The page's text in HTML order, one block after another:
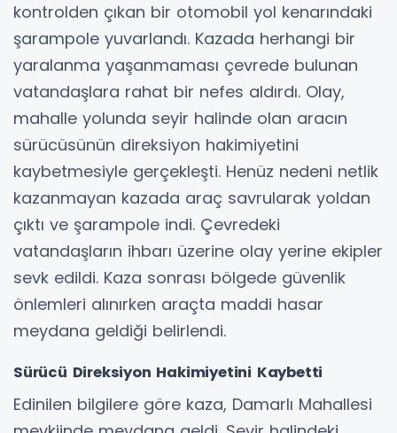
kontrolden çıkan bir otomobil yol kenarındaki
şarampole yuvarlandı. Kazada herhangi bir
yaralanma yaşanmaması çevrede bulunan
vatandaşlara rahat bir nefes aldırdı. Olay,
mahalle yolunda seyir halinde olan aracın
sürücüsünün direksiyon hakimiyetini
kaybetmesiyle gerçekleşti. Henüz nedeni netlik
kazanmayan kazada araç savrularak yoldan
çıktı ve şarampole indi. Çevredeki
vatandaşların ihbarı üzerine olay yerine ekipler
sevk edildi. Kaza sonrası bölgede güvenlik
önlemleri alınırken araçta maddi hasar
meydana geldiği belirlendi.
Sürücü Direksiyon Hakimiyetini Kaybetti
Edinilen bilgilere göre kaza, Damarlı Mahallesi